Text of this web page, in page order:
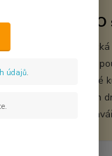
Papírový
Skořice je
stromů. Skořice se
kuchyni. V evropské
pokrmů, do různých
kompotů a nebo
údajů.